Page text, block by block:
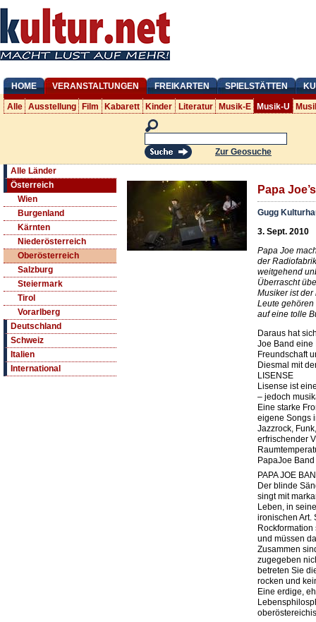
HOME VERANSTALTUNGEN FREIKARTEN SPIELSTÄTTEN
Alle Ausstellung Film Kabarett Kinder Literatur Musik-E Musik-U
Zur Geosuche
Alle Länder
Österreich
Wien
Burgenland
Kärnten
Niederösterreich
Oberösterreich
Salzburg
Steiermark
Tirol
Vorarlberg
Deutschland
Schweiz
Italien
International
Papa
Gugg
3. Sept. 2010
Papa Joe
der
weitgehend
Überrascht
Musiker ist der
Leute
auf eine tolle
Daraus hat
Joe Band eine
Freundschaft
Diesmal mit
LISENSE
Lisense ist
– jedoch
Eine starke
eigene Songs
Jazzrock,
erfrischender
PapaJoe
PAPA JOE
Der blinde
singt mit
Leben, in
ironischen Art.
und müssen
Zusammen
zugegeben
betreten Sie
rocken und
Eine erdige,